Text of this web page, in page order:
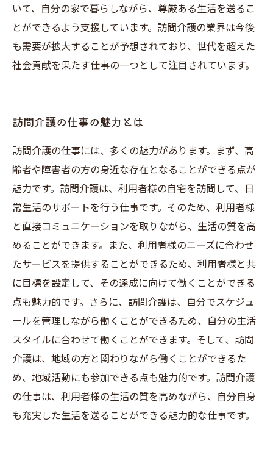
いて、自分の家で暮らしながら、尊厳ある生活を送るこ
とができるよう支援しています。訪問介護の業界は今後
も需要が拡大することが予想されており、世代を超えた
社会貢献を果たす仕事の一つとして注目されています。
訪問介護の仕事の魅力とは
訪問介護の仕事には、多くの魅力があります。まず、高
齢者や障害者の方の身近な存在となることができる点が
魅力です。訪問介護は、利用者様の自宅を訪問して、日
常生活のサポートを行う仕事です。そのため、利用者様
と直接コミュニケーションを取りながら、生活の質を高
めることができます。また、利用者様のニーズに合わせ
たサービスを提供することができるため、利用者様と共
に目標を設定して、その達成に向けて働くことができる
点も魅力的です。さらに、訪問介護は、自分でスケジュ
ールを管理しながら働くことができるため、自分の生活
スタイルに合わせて働くことができます。そして、訪問
介護は、地域の方と関わりながら働くことができるた
め、地域活動にも参加できる点も魅力的です。訪問介護
の仕事は、利用者様の生活の質を高めながら、自分自身
も充実した生活を送ることができる魅力的な仕事です。